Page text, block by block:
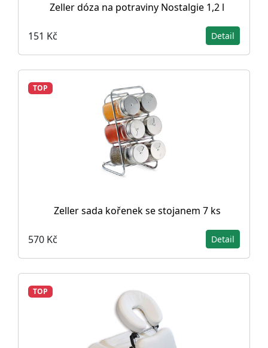
Zeller dóza na potraviny Nostalgie 1,2 l
151 Kč Detail
TOP
Zeller sada kořenek se stojanem 7 ks
570 Kč Detail
TOP